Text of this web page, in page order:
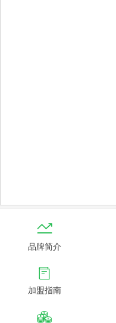

品牌简介

加盟指南
